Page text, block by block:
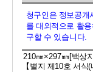
청구인은 정보공개
를 대외적으로 활
구할 수 있습니다.
210㎜×297㎜ [백상
【 별지 제10호 서식(